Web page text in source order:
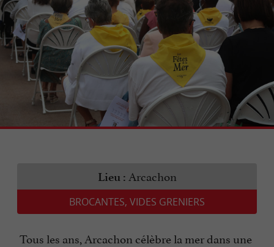
Lieu : Arcachon
BROCANTES, VIDES GRENIERS
Tous les ans, Arcachon célèbre la mer dans une